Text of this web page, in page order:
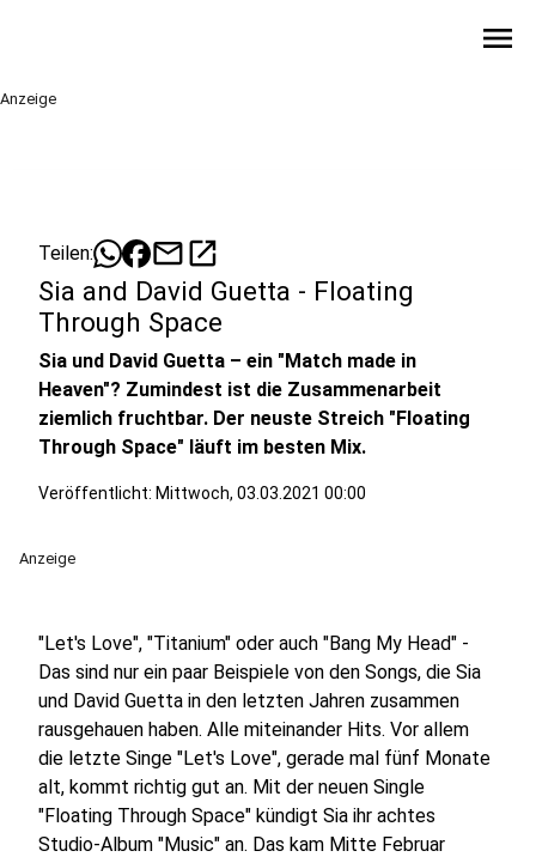
menu
Anzeige
Teilen: mailopen_in_new
Sia and David Guetta - Floating
Through Space
Sia und David Guetta – ein "Match made in
Heaven"? Zumindest ist die Zusammenarbeit
ziemlich fruchtbar. Der neuste Streich "Floating
Through Space" läuft im besten Mix.
Veröffentlicht: Mittwoch, 03.03.2021 00:00
Anzeige
"Let's Love", "Titanium" oder auch "Bang My Head" -
Das sind nur ein paar Beispiele von den Songs, die Sia
und David Guetta in den letzten Jahren zusammen
rausgehauen haben. Alle miteinander Hits. Vor allem
die letzte Singe "Let's Love", gerade mal fünf Monate
alt, kommt richtig gut an. Mit der neuen Single
"Floating Through Space" kündigt Sia ihr achtes
Studio-Album "Music" an. Das kam Mitte Februar